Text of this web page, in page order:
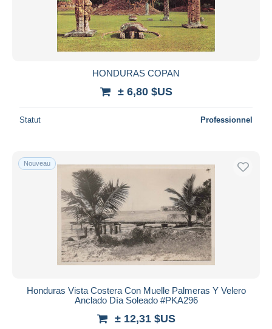
HONDURAS COPAN
± 6,80 $US
Statut Professionnel
Nouveau
Honduras Vista Costera Con Muelle Palmeras Y Velero
Anclado Día Soleado #PKA296
± 12,31 $US